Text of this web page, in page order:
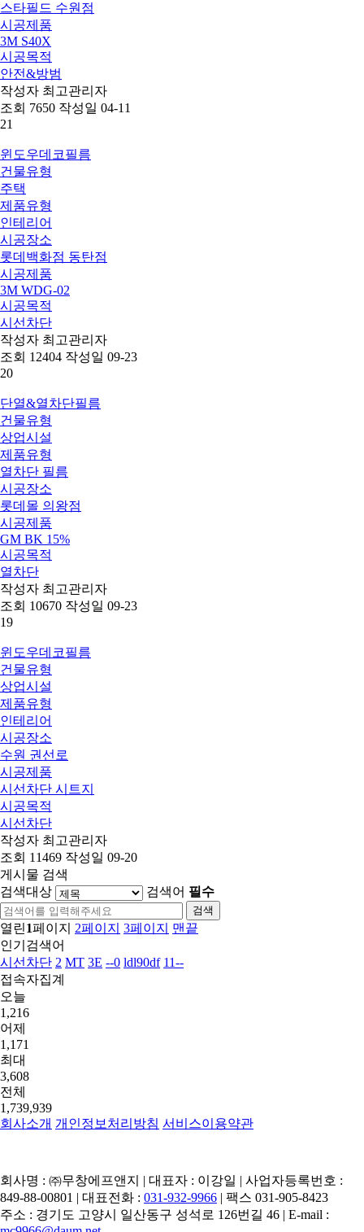
스타필드 수원점
시공제품
3M S40X
시공목적
안전&방범
작성자 최고관리자
조회 7650 작성일 04-11
21
윈도우데코필름
건물유형
주택
제품유형
인테리어
시공장소
롯데백화점 동탄점
시공제품
3M WDG-02
시공목적
시선차단
작성자 최고관리자
조회 12404 작성일 09-23
20
단열&열차단필름
건물유형
상업시설
제품유형
열차단 필름
시공장소
롯데몰 의왕점
시공제품
GM BK 15%
시공목적
열차단
작성자 최고관리자
조회 10670 작성일 09-23
19
윈도우데코필름
건물유형
상업시설
제품유형
인테리어
시공장소
수원 권선로
시공제품
시선차단 시트지
시공목적
시선차단
작성자 최고관리자
조회 11469 작성일 09-20
게시물 검색
검색대상
검색어 필수
열린1페이지 2페이지 3페이지
맨끝
인기검색어
시선차단 2 MT 3E --0 ldl90df 11--
접속자집계
오늘
1,216
어제
1,171
최대
3,608
전체
1,739,939
회사소개 개인정보처리방침 서비스이용약관
회사명 : ㈜무창에프앤지 | 대표자 : 이강일 | 사업자등록번호 :
849-88-00801 | 대표전화 : 031-932-9966 | 팩스 031-905-8423
주소 : 경기도 고양시 일산동구 성석로 126번길 46 | E-mail :